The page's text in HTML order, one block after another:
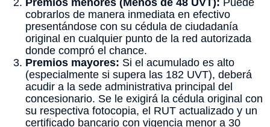
Premios menores (Menos de 48 UVT): Puede
cobrarlos de manera inmediata en efectivo
presentándose con su cédula de ciudadanía
original en cualquier punto de la red autorizada
donde compró el chance.
Premios mayores: Si el acumulado es alto
(especialmente si supera las 182 UVT), deberá
acudir a la sede administrativa principal del
concesionario. Se le exigirá la cédula original con
su respectiva fotocopia, el RUT actualizado y un
certificado bancario con vigencia menor a 30